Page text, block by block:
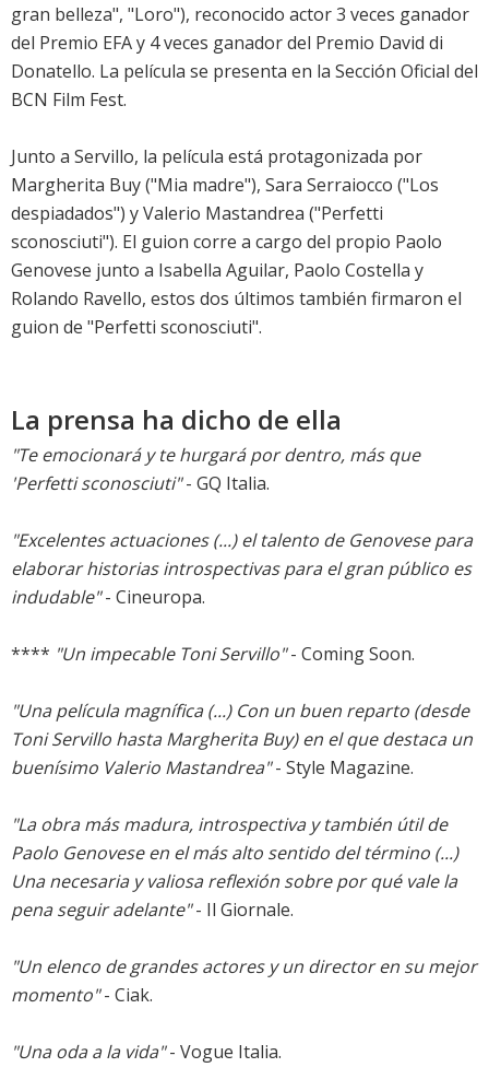
gran belleza", "Loro"), reconocido actor 3 veces ganador
del Premio EFA y 4 veces ganador del Premio David di
Donatello. La película se presenta en la Sección Oficial del
BCN Film Fest.
Junto a Servillo, la película está protagonizada por
Margherita Buy ("Mia madre"), Sara Serraiocco ("Los
despiadados") y Valerio Mastandrea ("Perfetti
sconosciuti"). El guion corre a cargo del propio Paolo
Genovese junto a Isabella Aguilar, Paolo Costella y
Rolando Ravello, estos dos últimos también firmaron el
guion de "Perfetti sconosciuti".
La prensa ha dicho de ella
"Te emocionará y te hurgará por dentro, más que
'Perfetti sconosciuti"- GQ Italia.
"Excelentes actuaciones (...) el talento de Genovese para
elaborar historias introspectivas para el gran público es
indudable"- Cineuropa.
**** "Un impecable Toni Servillo"- Coming Soon.
"Una película magnífica (...) Con un buen reparto (desde
Toni Servillo hasta Margherita Buy) en el que destaca un
buenísimo Valerio Mastandrea"- Style Magazine.
"La obra más madura, introspectiva y también útil de
Paolo Genovese en el más alto sentido del término (...)
Una necesaria y valiosa reflexión sobre por qué vale la
pena seguir adelante"- Il Giornale.
"Un elenco de grandes actores y un director en su mejor
momento"- Ciak.
"Una oda a la vida"- Vogue Italia.